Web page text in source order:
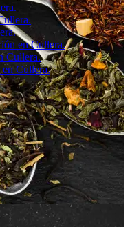
en Cullera.
Cullera.
en Cullera.